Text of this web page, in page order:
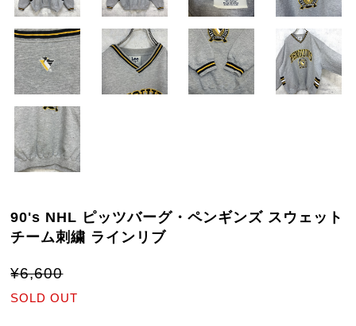
90's NHL ピッツバーグ・ペンギンズ スウェット
チーム刺繍 ラインリブ
¥6,600
SOLD OUT